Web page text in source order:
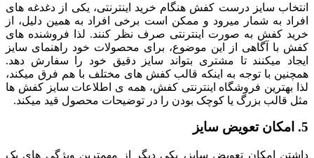
انتخاب سایز درست کفش هنگام خرید اینترنتی، یکی از دغدغه های
افراد به شمار میرود و ممکن است برخی افراد به همین دلیل، از
خرید کفش به صورت اینترنتی صرف نظر کنند. لذا فروشنده های
کفش با آگاهی از این موضوع، برای محصولات خود راهنمای سایز
ایجاد میکنند تا مشتری بتواند سایز دقیق خود را سفارش دهد.
همچنین با توجه به اینکه قالب کفش های مختلف با هم فرق میکند،
لذا بهترین فروشگاه اینترنتی کفش، همه ی اطلاعات سایز کفش ها
مثل قالب بزرگ یا کوچک بودن را در توضیحات محصول قید میکند.
5. امکان تعویض سایز
داشتن امکان تعویض سایز، یکی دیگر از مهمترین ویژگی های یک